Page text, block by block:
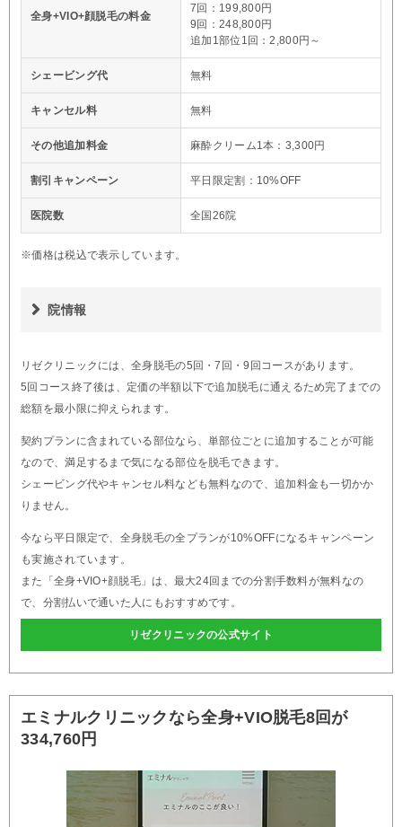
全身+VIO+顔脱毛の料金
7回：199,800円
9回：248,800円
追加1部位1回：2,800円～
シェービング代 無料
キャンセル料 無料
その他追加料金 麻酔クリーム1本：3,300円
割引キャンペーン 平日限定割：10%OFF
医院数 全国26院
※価格は税込で表示しています。
院情報
リゼクリニックには、全身脱毛の5回・7回・9回コースがあります。
5回コース終了後は、定価の半額以下で追加脱毛に通えるため完了までの
総額を最小限に抑えられます。
契約プランに含まれている部位なら、単部位ごとに追加することが可能
なので、満足するまで気になる部位を脱毛できます。
シェービング代やキャンセル料なども無料なので、追加料金も一切かか
りません。
今なら平日限定で、全身脱毛の全プランが10%OFFになるキャンペーン
も実施されています。
また「全身+VIO+顔脱毛」は、最大24回までの分割手数料が無料なの
で、分割払いで通いた人にもおすすめです。
リゼクリニックの公式サイト
エミナルクリニックなら全身+VIO脱毛8回が
334,760円